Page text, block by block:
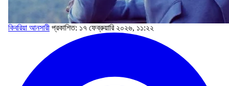
কিবরিয়া আনসারী প্রকাশিত: ১৭ ফেব্রুয়ারি ২০২৬, ১১:২২